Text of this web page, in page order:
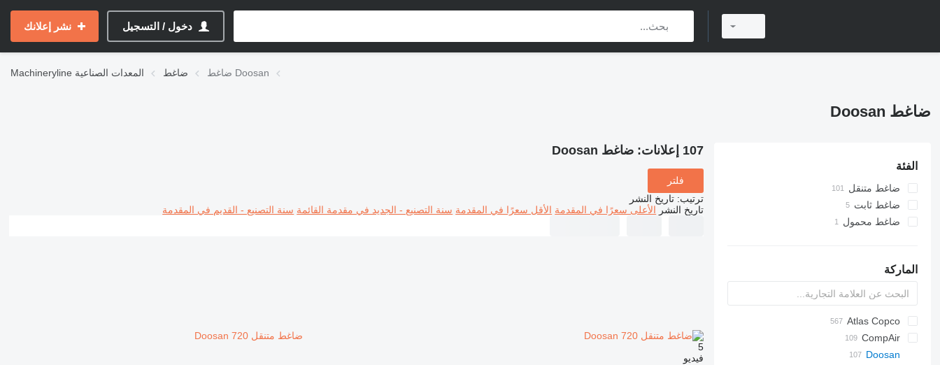
دخول / التسجيل نشر إعلانك
Machineryline المعدات الصناعية ضاغط ضاغط Doosan
ضاغط Doosan
الفئة
ضاغط متنقل
ضاغط ثابت
ضاغط محمول
الماركة
PDS
Atlas Copco
DrillAir
E-Air
XAS
PDP
PA
C-series
M-series
CPS
CompAir
C-series
SC
F2L912
Doosan
107 إعلانات: ضاغط Doosan
فلتر
ترتيب: تاريخ النشر
تاريخ النشر الأعلى سعرًا في المقدمة الأقل سعرًا في المقدمة سنة التصنيع - الجديد في مقدمة القائمة سنة التصنيع - القديم في المقدمة
ضاغط متنقل Doosan 720
5
فيديو